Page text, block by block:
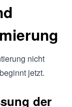
nicht
jetzt.
der